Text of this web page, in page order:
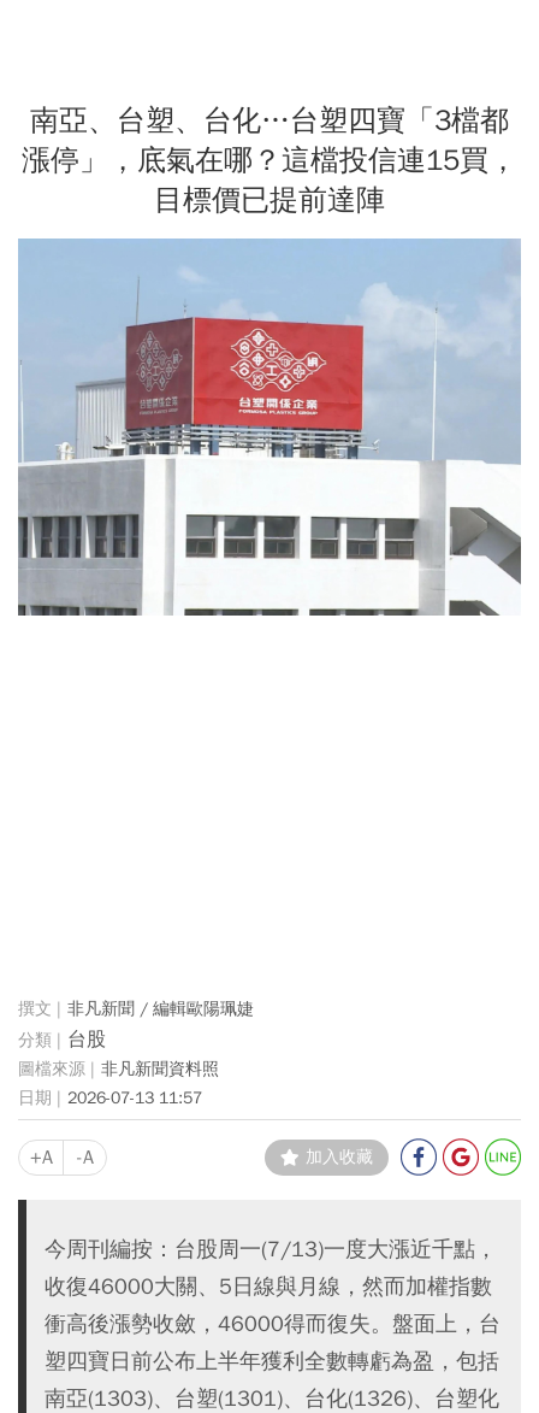
南亞、台塑、台化…台塑四寶「3檔都
漲停」，底氣在哪？這檔投信連15買，
目標價已提前達陣
非凡新聞 / 編輯歐陽珮婕
台股
非凡新聞資料照
2026-07-13 11:57
+A -A 加入收藏
今周刊編按：台股周一(7/13)一度大漲近千點，
收復46000大關、5日線與月線，然而加權指數
衝高後漲勢收斂，46000得而復失。盤面上，台
塑四寶日前公布上半年獲利全數轉虧為盈，包括
南亞(1303)、台塑(1301)、台化(1326)、台塑化